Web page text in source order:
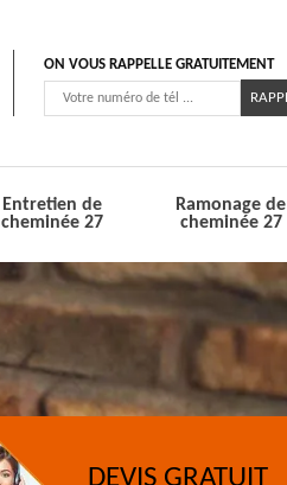
ON VOUS RAPPELLE GRATUITEMENT
Entretien de
cheminée 27
Ramonage de
cheminée 27
DEVIS GRATUIT